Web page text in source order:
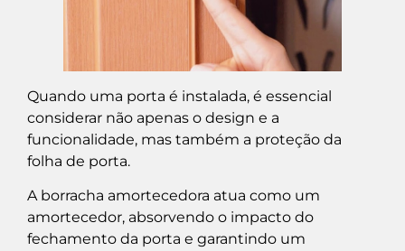
Quando uma porta é instalada, é essencial
considerar não apenas o design e a
funcionalidade, mas também a proteção da
folha de porta.
A borracha amortecedora atua como um
amortecedor, absorvendo o impacto do
fechamento da porta e garantindo um